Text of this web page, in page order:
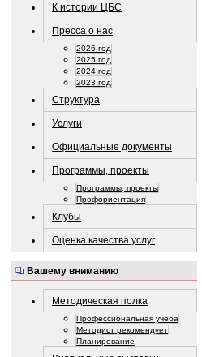
К истории ЦБС
Пресса о нас
2026 год
2025 год
2024 год
2023 год
Структура
Услуги
Официальные документы
Программы, проекты
Программы, проекты
Профориентация
Клубы
Оценка качества услуг
Вашему вниманию
Методическая полка
Профессиональная учеба
Методист рекомендует
Планирование